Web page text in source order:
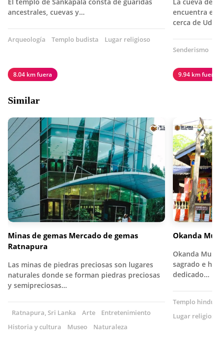
El templo de Sankapala consta de guaridas
ancestrales, cuevas y…
Arqueología Templo budista Lugar religioso
8.04 km fuera
La cueva de
encuentra en
cerca de
Senderismo
9.94 km fuera
Similar
Minas de gemas Mercado de gemas
Ratnapura
Las minas de piedras preciosas son lugares
naturales donde se forman piedras preciosas
y semipreciosas…
Ratnapura, Sri Lanka Arte
Entretenimiento
Historia y cultura
Museo Naturaleza
Okanda
Okanda
sagrado e
dedicado…
Templo hindú
Lugar religioso